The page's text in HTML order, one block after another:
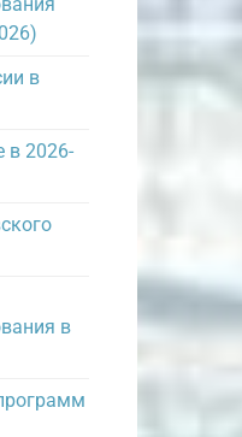
в
в 2026-
в